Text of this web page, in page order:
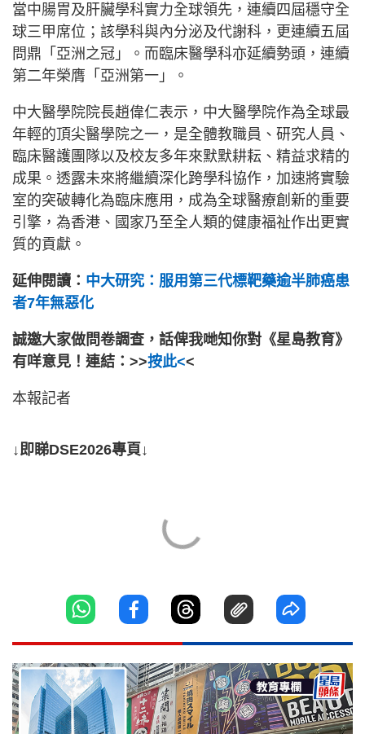
當中腸胃及肝臟學科實力全球領先，連續四屆穩守全
球三甲席位；該學科與內分泌及代謝科，更連續五屆
問鼎「亞洲之冠」。而臨床醫學科亦延續勢頭，連續
第二年榮膺「亞洲第一」。
中大醫學院院長趙偉仁表示，中大醫學院作為全球最
年輕的頂尖醫學院之一，是全體教職員、研究人員、
臨床醫護團隊以及校友多年來默默耕耘、精益求精的
成果。透露未來將繼續深化跨學科協作，加速將實驗
室的突破轉化為臨床應用，成為全球醫療創新的重要
引擎，為香港、國家乃至全人類的健康福祉作出更實
質的貢獻。
延伸閱讀： 中大研究：服用第三代標靶藥逾半肺癌患
者7年無惡化
誠邀大家做問卷調查，話俾我哋知你對《星島教育》
有咩意見！連結：>>按此<<
本報記者
↓即睇DSE2026專頁↓